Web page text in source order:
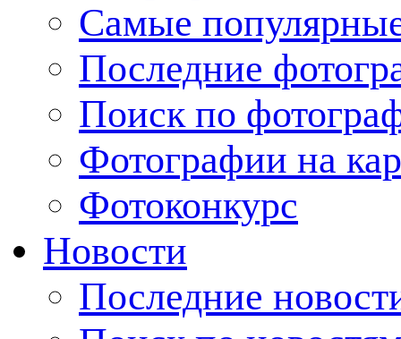
Cамые
Последние
Поиск по
Фотографии на
Фотоконкурс
Новости
Последние